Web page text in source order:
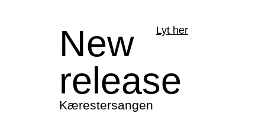
New
release
Kærestersangen
Lyt her